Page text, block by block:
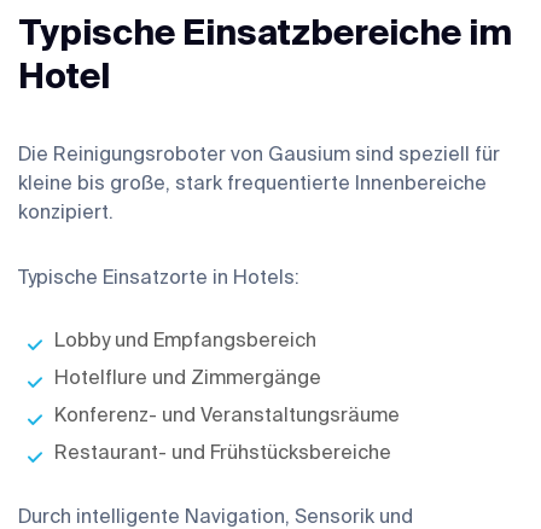
Typische Einsatzbereiche im
Hotel
Die Reinigungsroboter von Gausium sind speziell für
kleine bis große, stark frequentierte Innenbereiche
konzipiert.
Typische Einsatzorte in Hotels:
Lobby und Empfangsbereich
Hotelflure und Zimmergänge
Konferenz- und Veranstaltungsräume
Restaurant- und Frühstücksbereiche
Durch intelligente Navigation, Sensorik und